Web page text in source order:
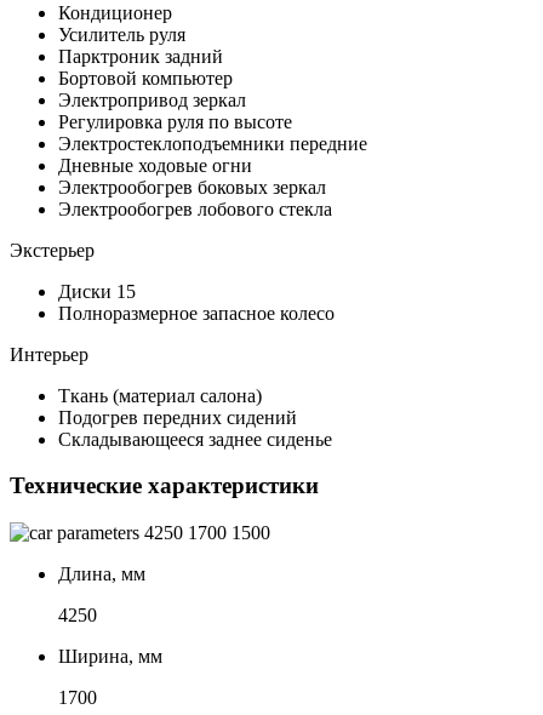
Кондиционер
Усилитель руля
Парктроник задний
Бортовой компьютер
Электропривод зеркал
Регулировка руля по высоте
Электростеклоподъемники передние
Дневные ходовые огни
Электрообогрев боковых зеркал
Электрообогрев лобового стекла
Экстерьер
Диски 15
Полноразмерное запасное колесо
Интерьер
Ткань (материал салона)
Подогрев передних сидений
Складывающееся заднее сиденье
Технические характеристики
4250 1700 1500
Длина, мм
4250
Ширина, мм
1700